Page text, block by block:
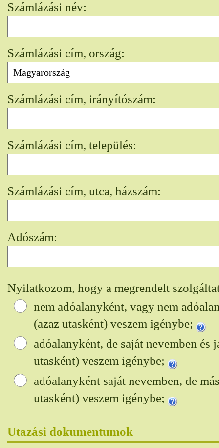
Számlázási név:
Számlázási cím, ország:
Számlázási cím, irányítószám:
Számlázási cím, település:
Számlázási cím, utca, házszám:
Adószám:
Nyilatkozom, hogy a megrendelt
nem adóalanyként, vagy nem
(azaz utasként) veszem igénybe;
adóalanyként, de saját nevemben és
utasként) veszem igénybe;
adóalanyként saját nevemben, de
utasként) veszem igénybe;
Utazási dokumentumok